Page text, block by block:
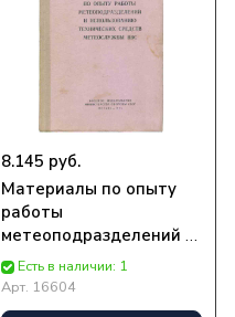
8.145 руб.
Материалы по опыту
работы
метеоподразделений и
использованию
технических средств
метеослужбы ВВС | Нет
Есть в наличии: 1
Арт. 16604